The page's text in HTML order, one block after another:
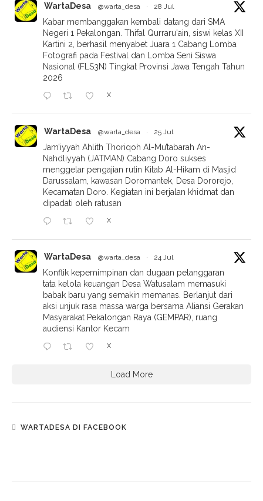
WartaDesa @warta_desa · 28 Jul
Kabar membanggakan kembali datang dari SMA
Negeri 1 Pekalongan. Thifal Qurraru'ain, siswi kelas XII
Kartini 2, berhasil menyabet Juara 1 Cabang Lomba
Fotografi pada Festival dan Lomba Seni Siswa
Nasional (FLS3N) Tingkat Provinsi Jawa Tengah Tahun
2026
X
WartaDesa @warta_desa · 25 Jul
Jam’iyyah Ahlith Thoriqoh Al-Mu’tabarah An-
Nahdliyyah (JATMAN) Cabang Doro sukses
menggelar pengajian rutin Kitab Al-Hikam di Masjid
Darussalam, kawasan Doromantek, Desa Dororejo,
Kecamatan Doro. Kegiatan ini berjalan khidmat dan
dipadati oleh ratusan
X
WartaDesa @warta_desa · 24 Jul
Konflik kepemimpinan dan dugaan pelanggaran
tata kelola keuangan Desa Watusalam memasuki
babak baru yang semakin memanas. Berlanjut dari
aksi unjuk rasa massa warga bersama Aliansi Gerakan
Masyarakat Pekalongan Raya (GEMPAR), ruang
audiensi Kantor Kecam
X
Load More
WARTADESA DI FACEBOOK